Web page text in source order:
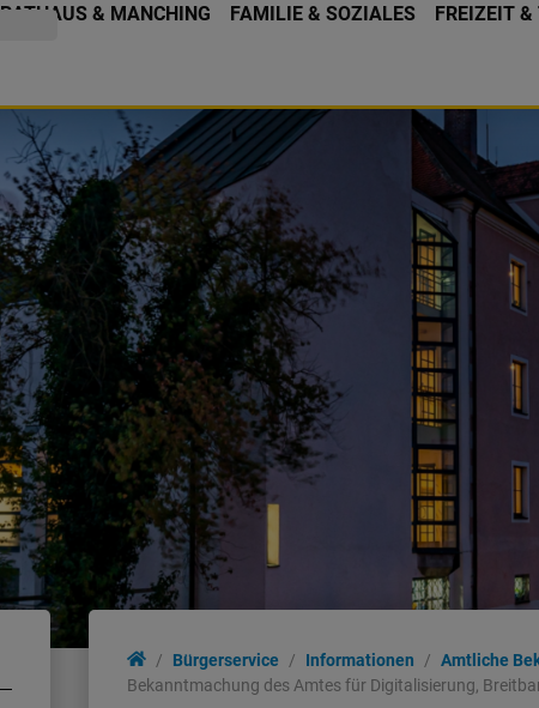
RATHAUS & MANCHING FAMILIE & SOZIALES FREIZEIT
Bürgerservice Informationen
Amtliche
Bekanntmachung des Amtes für Digitalisierung,